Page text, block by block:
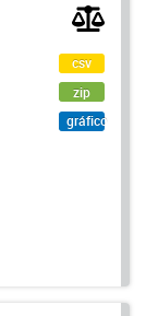
csv
zip
gráfico